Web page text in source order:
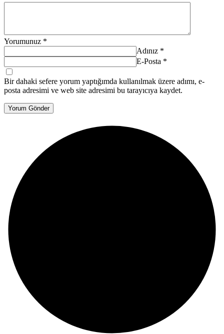
Yorumunuz *
Adınız *
E-Posta *
Bir dahaki sefere yorum yaptığımda kullanılmak üzere adımı, e-
posta adresimi ve web site adresimi bu tarayıcıya kaydet.
Yorum Gönder